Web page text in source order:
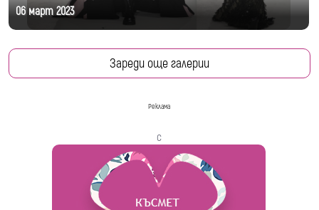
06 март 2023
Зареди още галерии
Реклама
с